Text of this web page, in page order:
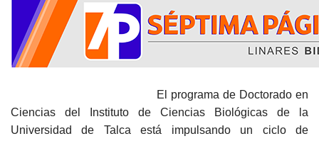
El programa de Doctorado en
Ciencias del Instituto de Ciencias Biológicas de la
Universidad de Talca está impulsando un ciclo de